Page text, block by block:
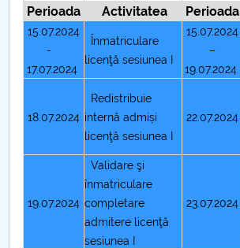
Perioada
Activitatea Perioada
15.07.2024
-
17.07.2024
Înmatriculare
licenţă sesiunea I
15.07.2024
–
19.07.2024
18.07.2024
Redistribuie
internă admiși
licenţă sesiunea I
22.07.2024
19.07.2024
Validare şi
înmatriculare
completare
admitere licenţă
sesiunea I
23.07.2024